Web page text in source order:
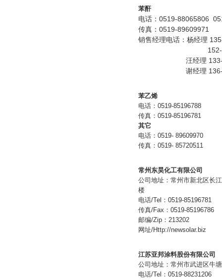
苯酐
电话：0519-88065806
传真：0519-89609971
销售经理电话： 杨经理
汪经理
谢经理
苯乙烯
电话：0519-85196788
传真：0519-85196781
其它
电话：0519- 89609970
传真：0519- 85720511
常州东昊化工有限公司
公司地址： 常州市新北区长
楼
电话/Tel：0519-85196781
传真/Fax：0519-85196786
邮编/Zip：213202
网址/Http://newsolar.biz
江苏亚邦涂料股份有限公司
公司地址：常州市武进区牛
电话/Tel：0519-88231206